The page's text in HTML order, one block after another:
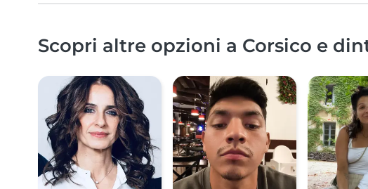
Scopri altre opzioni a Corsico e